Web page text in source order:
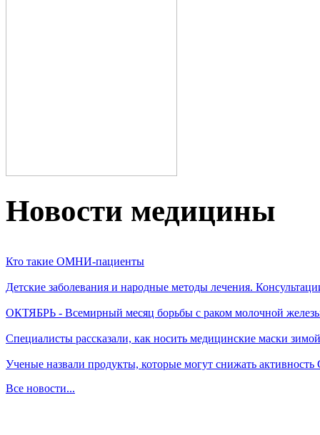
Новости медицины
Кто такие ОМНИ-пациенты
Детские заболевания и народные методы лечения.
ОКТЯБРЬ - Всемирный месяц борьбы с раком молочной
Специалисты рассказали, как носить медицинские маски зимой
Ученые назвали продукты, которые могут снижать
Все новости...